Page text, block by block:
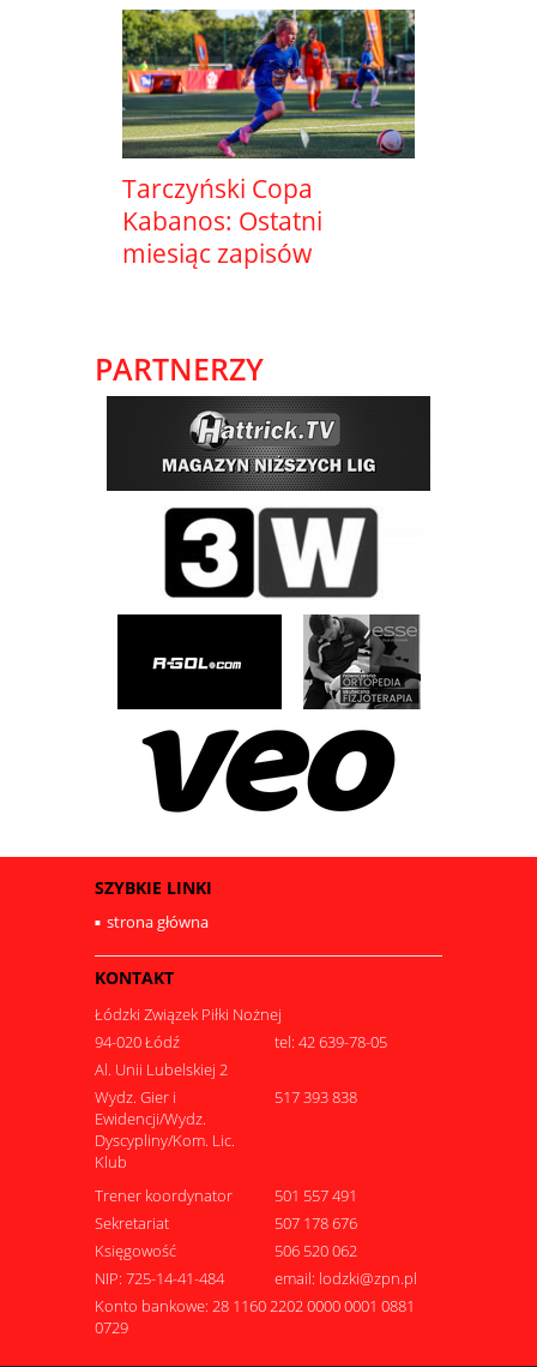
Tarczyński Copa
Kabanos: Ostatni
miesiąc zapisów
PARTNERZY
SZYBKIE LINKI
strona główna
KONTAKT
Łódzki Związek Piłki Nożnej
94-020 Łódź
tel: 42 639-78-05
Al. Unii Lubelskiej 2
Wydz. Gier i
Ewidencji/Wydz.
Dyscypliny/Kom. Lic.
Klub
517 393 838
Trener koordynator
501 557 491
Sekretariat
507 178 676
Księgowość
506 520 062
NIP: 725-14-41-484
email: lodzki@zpn.pl
Konto bankowe: 28 1160 2202 0000 0001 0881
0729